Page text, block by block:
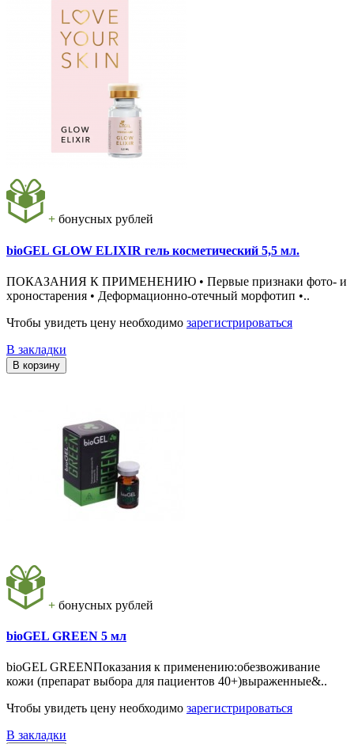
+ бонусных рублей
bioGEL GLOW ELIXIR гель косметический 5,5 мл.
ПОКАЗАНИЯ К ПРИМЕНЕНИЮ • Первые признаки фото- и
хроностарения • Деформационно-отечный морфотип •..
Чтобы увидеть цену необходимо зарегистрироваться
В закладки
В корзину
+ бонусных рублей
bioGEL GREEN 5 мл
bioGEL GREENПоказания к применению:обезвоживание
кожи (препарат выбора для пациентов 40+)выраженные&..
Чтобы увидеть цену необходимо зарегистрироваться
В закладки